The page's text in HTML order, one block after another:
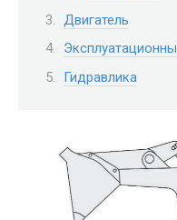
Двигатель
Гидравлика